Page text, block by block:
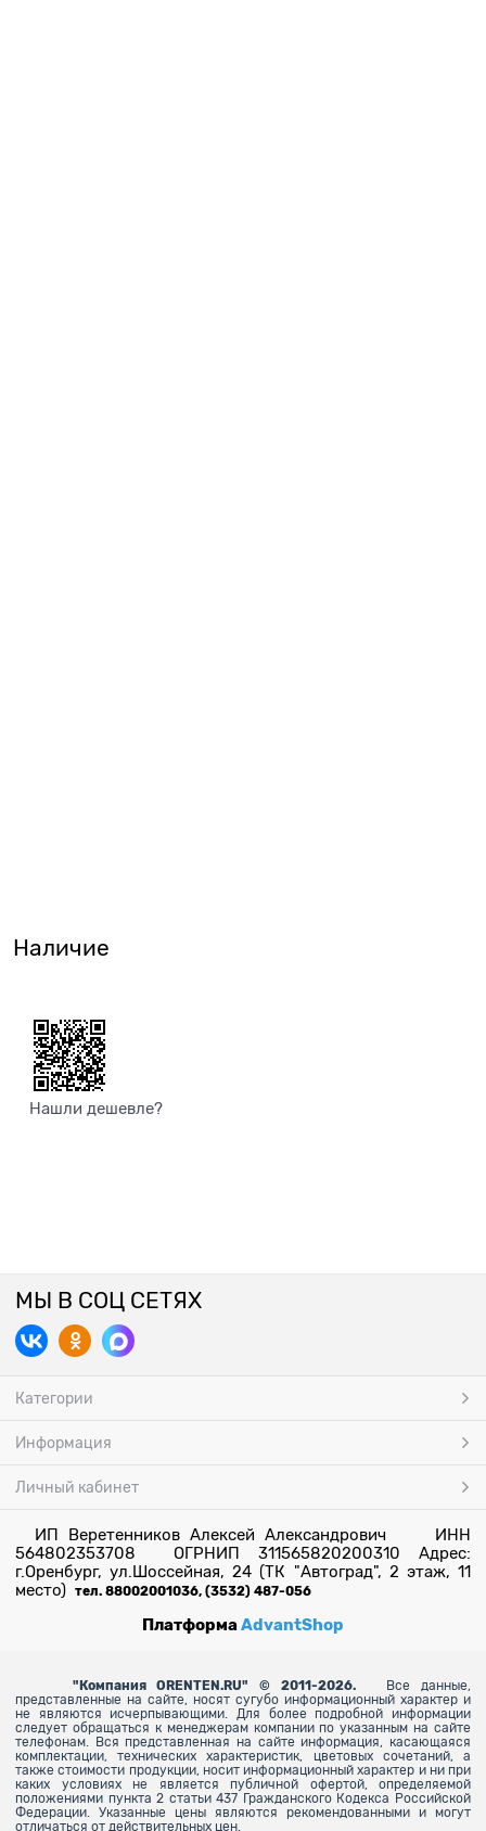
Наличие
Нашли дешевле?
МЫ В СОЦ СЕТЯХ
Категории
Информация
Личный кабинет
ИП Веретенников Алексей Александрович ИНН
564802353708 ОГРНИП 311565820200310 Адрес:
г.Оренбург, ул.Шоссейная, 24 (ТК "Автоград", 2 этаж, 11
место) тел. 88002001036, (3532) 487-056
ПлатформаAdvantShop
" Компания ORENTEN.RU" © 2011-2026.
Все данные,
представленные на сайте, носят сугубо информационный характер и
не являются исчерпывающими. Для более подробной информации
следует обращаться к менеджерам компании по указанным на сайте
телефонам. Вся представленная на сайте информация, касающаяся
комплектации, технических характеристик, цветовых сочетаний, а
также стоимости продукции, носит информационный характер и ни при
каких условиях не является публичной офертой, определяемой
положениями пункта 2 статьи 437 Гражданского Кодекса Российской
Федерации. Указанные цены являются рекомендованными и могут
отличаться от действительных цен.